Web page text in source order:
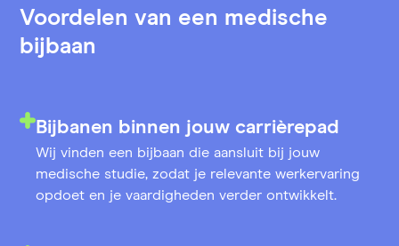
Voordelen van een medische
bijbaan
Bijbanen binnen jouw carrièrepad
Wij vinden een bijbaan die aansluit bij jouw
medische studie, zodat je relevante werkervaring
opdoet en je vaardigheden verder ontwikkelt.